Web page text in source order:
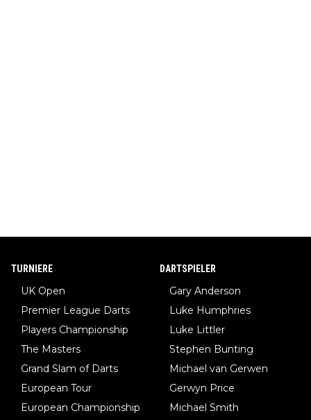
TURNIERE
UK Open
Premier League Darts
Players Championship
The Masters
Grand Slam of Darts
European Tour
European Championship
DARTSPIELER
Gary Anderson
Luke Humphries
Luke Littler
Stephen Bunting
Michael van Gerwen
Gerwyn Price
Michael Smith